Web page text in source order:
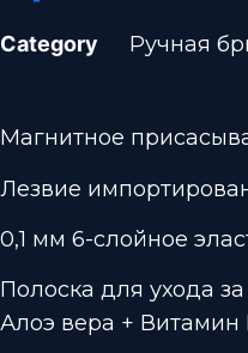
Category Ручная
Магнитное
Лезвие
0,1 мм 6-слойное
Полоска для ухода
Алоэ вера + Витамин